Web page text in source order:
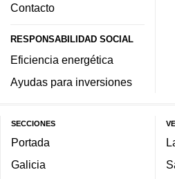
Contacto
RESPONSABILIDAD SOCIAL
Eficiencia energética
Ayudas para inversiones
SECCIONES
Portada
Galicia